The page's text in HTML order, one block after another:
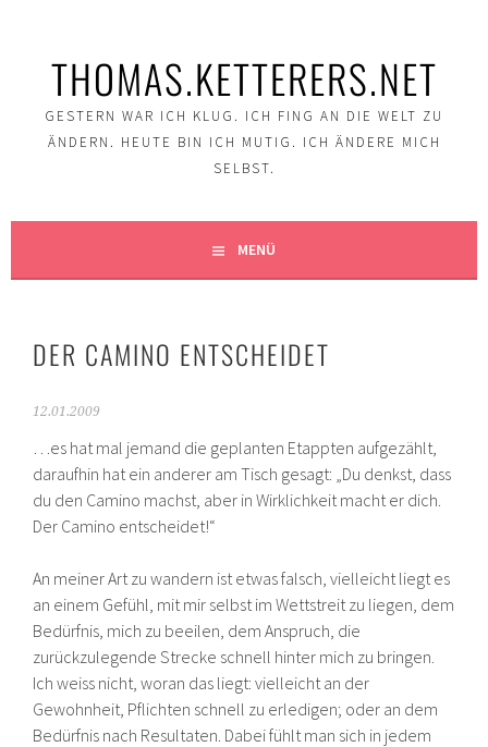
THOMAS.KETTERERS.NET
GESTERN WAR ICH KLUG. ICH FING AN DIE WELT ZU
ÄNDERN. HEUTE BIN ICH MUTIG. ICH ÄNDERE MICH
SELBST.
MENÜ
DER CAMINO ENTSCHEIDET
12.01.2009
…es hat mal jemand die geplanten Etappten aufgezählt,
daraufhin hat ein anderer am Tisch gesagt: „Du denkst, dass
du den Camino machst, aber in Wirklichkeit macht er dich.
Der Camino entscheidet!“
An meiner Art zu wandern ist etwas falsch, vielleicht liegt es
an einem Gefühl, mit mir selbst im Wettstreit zu liegen, dem
Bedürfnis, mich zu beeilen, dem Anspruch, die
zurückzulegende Strecke schnell hinter mich zu bringen.
Ich weiss nicht, woran das liegt: vielleicht an der
Gewohnheit, Pflichten schnell zu erledigen; oder an dem
Bedürfnis nach Resultaten. Dabei fühlt man sich in jedem